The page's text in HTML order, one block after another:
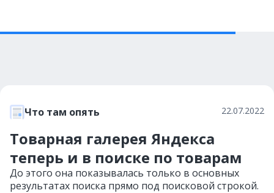
Что там опять 22.07.2022
Товарная галерея Яндекса
теперь и в поиске по товарам
До этого она показывалась только в основных
результатах поиска прямо под поисковой строкой.